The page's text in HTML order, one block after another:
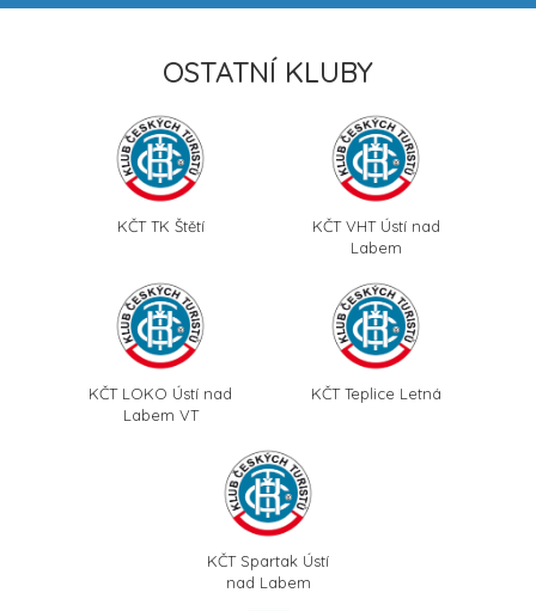
OSTATNÍ KLUBY
KČT TK Štětí
KČT VHT Ústí nad
Labem
KČT LOKO Ústí nad
Labem VT
KČT Teplice Letná
KČT Spartak Ústí
nad Labem